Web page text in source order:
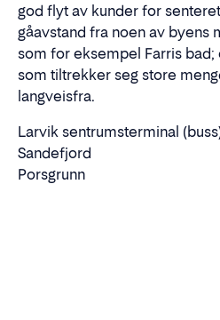
god flyt av kunder for
gåavstand fra noen av
som for eksempel Farris bad;
som tiltrekker seg store
langveisfra.
Larvik sentrumsterminal
Sandefjord
Porsgrunn